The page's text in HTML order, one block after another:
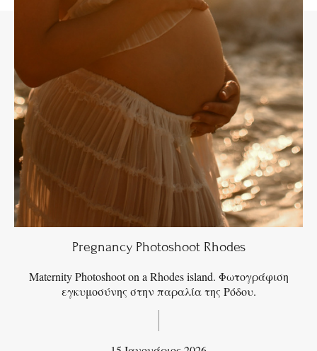
Pregnancy Photoshoot Rhodes
Maternity Photoshoot on a Rhodes island. Φωτογράφιση
εγκυμοσύνης στην παραλία της Ρόδου.